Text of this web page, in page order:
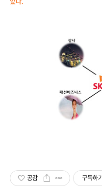
있다.
공감 구독하기